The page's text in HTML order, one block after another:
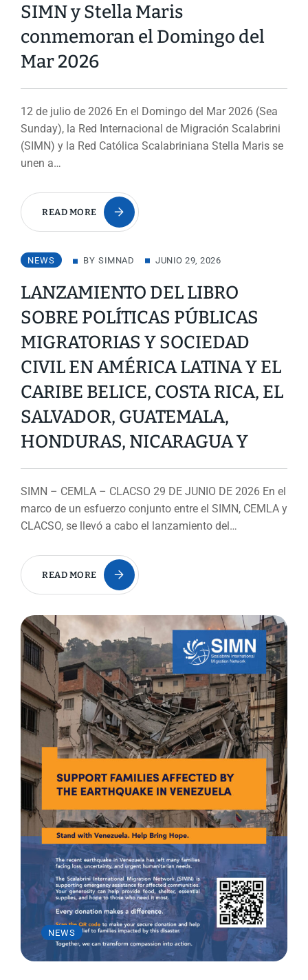
SIMN y Stella Maris
conmemoran el Domingo del
Mar 2026
12 de julio de 2026 En el Domingo del Mar 2026 (Sea
Sunday), la Red Internacional de Migración Scalabrini
(SIMN) y la Red Católica Scalabriniana Stella Maris se
unen a…
READ MORE
NEWS BY SIMNAD JUNIO 29, 2026
LANZAMIENTO DEL LIBRO
SOBRE POLÍTICAS PÚBLICAS
MIGRATORIAS Y SOCIEDAD
CIVIL EN AMÉRICA LATINA Y EL
CARIBE BELICE, COSTA RICA, EL
SALVADOR, GUATEMALA,
HONDURAS, NICARAGUA Y
SIMN – CEMLA – CLACSO 29 DE JUNIO DE 2026 En el
marco de un esfuerzo conjunto entre el SIMN, CEMLA y
CLACSO, se llevó a cabo el lanzamiento del…
READ MORE
NEWS